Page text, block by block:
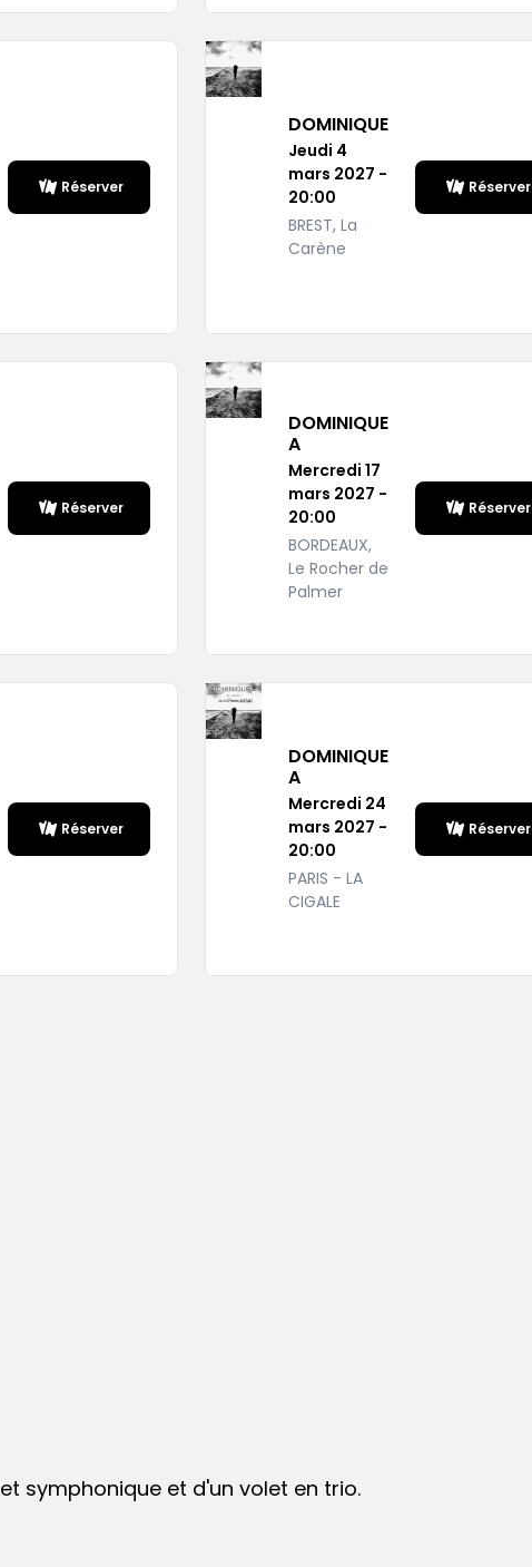
Réserver
DOMINIQUE
Jeudi 4
mars 2027 -
20:00
BREST, La
Carène
Réserver
Réserver
DOMINIQUE
A
Mercredi 17
mars 2027 -
20:00
BORDEAUX,
Le Rocher de
Palmer
Réserver
Réserver
DOMINIQUE
A
Mercredi 24
mars 2027 -
20:00
PARIS - LA
CIGALE
Réserver
symphonique et d'un volet en trio.